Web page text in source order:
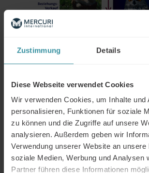
Zustimmung Details
Diese Webseite verwendet Cookies
Wir verwenden Cookies, um Inhalte und
personalisieren, Funktionen für soziale
zu können und die Zugriffe auf unsere
analysieren. Außerdem geben wir
Verwendung unserer Website an unsere
soziale Medien, Werbung und Analysen
Partner führen diese Informationen
Differenziertes Verkaufen
Verkaufen Sie differenzierter und